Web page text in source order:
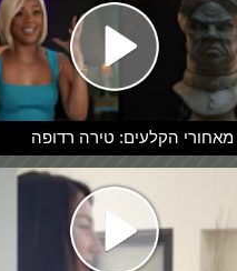
מאחורי הקלעים: טירה רדופה